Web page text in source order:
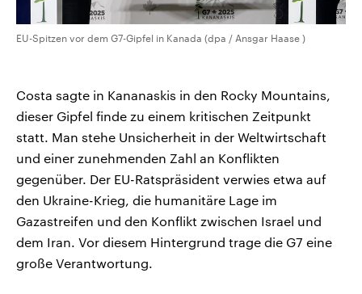
EU-Spitzen vor dem G7-Gipfel in Kanada (dpa / Ansgar Haase )
Costa sagte in Kananaskis in den Rocky Mountains,
dieser Gipfel finde zu einem kritischen Zeitpunkt
statt. Man stehe Unsicherheit in der Weltwirtschaft
und einer zunehmenden Zahl an Konflikten
gegenüber. Der EU-Ratspräsident verwies etwa auf
den Ukraine-Krieg, die humanitäre Lage im
Gazastreifen und den Konflikt zwischen Israel und
dem Iran. Vor diesem Hintergrund trage die G7 eine
große Verantwortung.